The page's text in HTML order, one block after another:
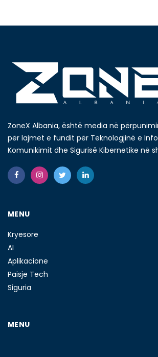
ZoneX Albania, është media në
për lajmet e fundit për Teknologjinë e
Komunikimit dhe Sigurisë Kibernetike në
MENU
Kryesore
AI
Aplikacione
Paisje Tech
Siguria
MENU